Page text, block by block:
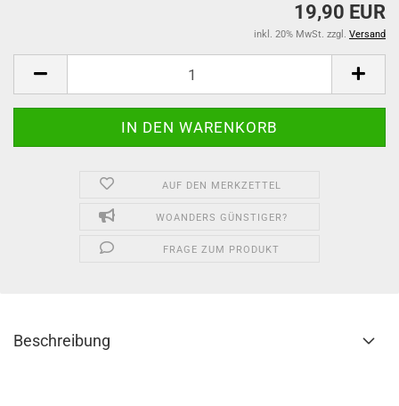
19,90 EUR
inkl. 20% MwSt. zzgl. Versand
AUF DEN MERKZETTEL
WOANDERS GÜNSTIGER?
FRAGE ZUM PRODUKT
Beschreibung